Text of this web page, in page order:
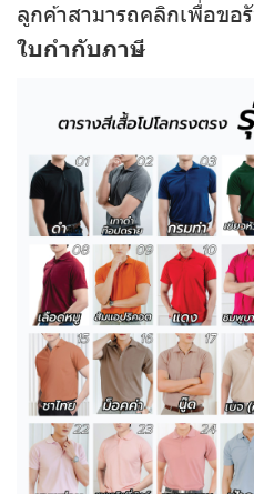
ลูกค้าสามารถคลิกเพื่อขอ
ใบกำกับภาษี